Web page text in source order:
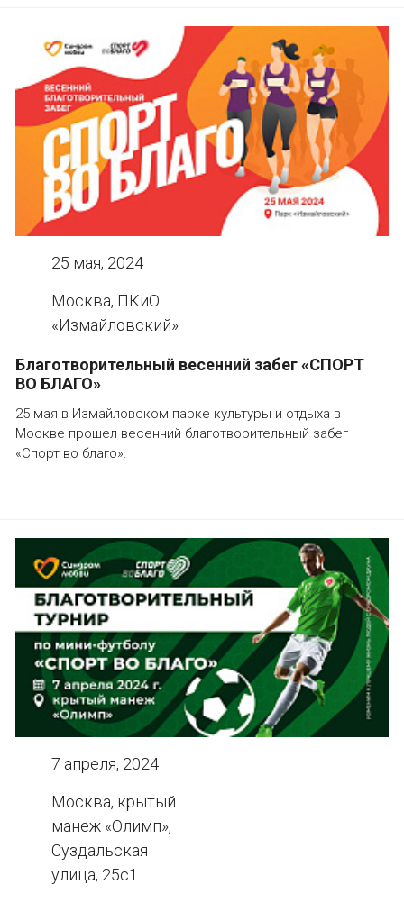
25 мая, 2024
Москва, ПКиО
«Измайловский»
Благотворительный весенний забег «СПОРТ
ВО БЛАГО»
25 мая в Измайловском парке культуры и отдыха в
Москве прошел весенний благотворительный забег
«Спорт во благо».
7 апреля, 2024
Москва, крытый
манеж «Олимп»,
Суздальская
улица, 25с1